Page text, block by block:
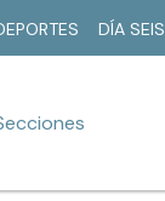
DÍA SEIS